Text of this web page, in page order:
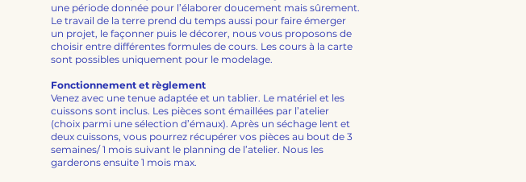
une période donnée pour l’élaborer doucement mais sûrement.
Le travail de la terre prend du temps aussi pour faire émerger
un projet, le façonner puis le décorer, nous vous proposons de
choisir entre différentes formules de cours. Les cours à la carte
sont possibles uniquement pour le modelage.
Fonctionnement et règlement
Venez avec une tenue adaptée et un tablier. Le matériel et les
cuissons sont inclus. Les pièces sont émaillées par l’atelier
(choix parmi une sélection d’émaux). Après un séchage lent et
deux cuissons, vous pourrez récupérer vos pièces au bout de 3
semaines/ 1 mois suivant le planning de l’atelier. Nous les
garderons ensuite 1 mois max.